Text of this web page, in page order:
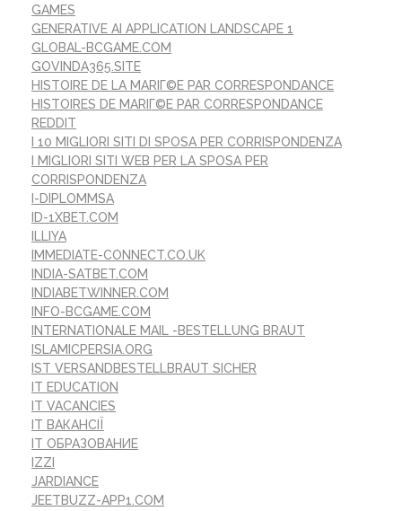
GAMES
GENERATIVE AI APPLICATION LANDSCAPE 1
GLOBAL-BCGAME.COM
GOVINDA365.SITE
HISTOIRE DE LA MARIГ©E PAR CORRESPONDANCE
HISTOIRES DE MARIГ©E PAR CORRESPONDANCE
REDDIT
I 10 MIGLIORI SITI DI SPOSA PER CORRISPONDENZA
I MIGLIORI SITI WEB PER LA SPOSA PER
CORRISPONDENZA
I-DIPLOMMSA
ID-1XBET.COM
ILLIYA
IMMEDIATE-CONNECT.CO.UK
INDIA-SATBET.COM
INDIABETWINNER.COM
INFO-BCGAME.COM
INTERNATIONALE MAIL -BESTELLUNG BRAUT
ISLAMICPERSIA.ORG
IST VERSANDBESTELLBRAUT SICHER
IT EDUCATION
IT VACANCIES
IT ВАКАНСІЇ
IT ОБРАЗОВАНИЕ
IZZI
JARDIANCE
JEETBUZZ-APP1.COM